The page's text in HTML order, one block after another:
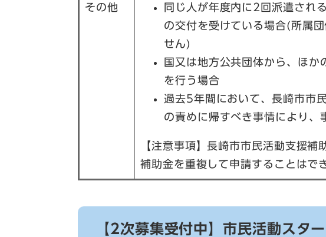
その他
同じ人が年度内に2回派遣され
の交付を受けている場合(所属
せん)
国又は地方公共団体から、ほか
を行う場合
過去5年間において、長崎市市
の責めに帰すべき事情により、
【注意事項】長崎市市民活動支援
補助金を重複して申請することはで
【2次募集受付中】市民活動スタ